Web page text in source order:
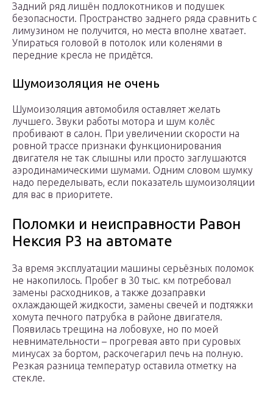
Задний ряд лишён подлокотников и подушек
безопасности. Пространство заднего ряда сравнить с
лимузином не получится, но места вполне хватает.
Упираться головой в потолок или коленями в
передние кресла не придётся.
Шумоизоляция не очень
Шумоизоляция автомобиля оставляет желать
лучшего. Звуки работы мотора и шум колёс
пробивают в салон. При увеличении скорости на
ровной трассе признаки функционирования
двигателя не так слышны или просто заглушаются
аэродинамическими шумами. Одним словом шумку
надо переделывать, если показатель шумоизоляции
для вас в приоритете.
Поломки и неисправности Равон
Нексия Р3 на автомате
За время эксплуатации машины серьёзных поломок
не накопилось. Пробег в 30 тыс. км потребовал
замены расходников, а также дозаправки
охлаждающей жидкости, замены свечей и подтяжки
хомута печного патрубка в районе двигателя.
Появилась трещина на лобовухе, но по моей
невнимательности – прогревая авто при суровых
минусах за бортом, раскочегарил печь на полную.
Резкая разница температур оставила отметку на
стекле.